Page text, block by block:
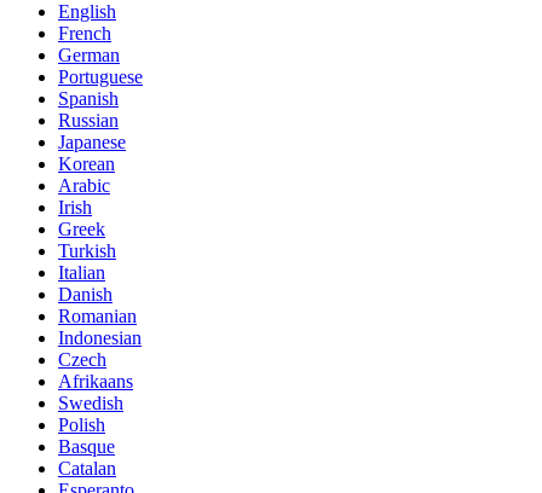
English
French
German
Portuguese
Spanish
Russian
Japanese
Korean
Arabic
Irish
Greek
Turkish
Italian
Danish
Romanian
Indonesian
Czech
Afrikaans
Swedish
Polish
Basque
Catalan